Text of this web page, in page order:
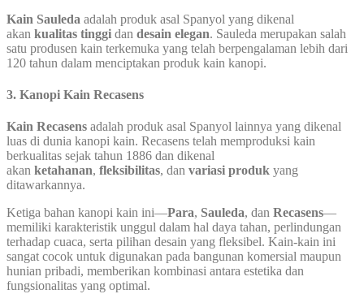
Kain Sauleda adalah produk asal Spanyol yang dikenal
akan kualitas tinggi dan desain elegan. Sauleda merupakan salah
satu produsen kain terkemuka yang telah berpengalaman lebih dari
120 tahun dalam menciptakan produk kain kanopi.
3. Kanopi Kain Recasens
Kain Recasens adalah produk asal Spanyol lainnya yang dikenal
luas di dunia kanopi kain. Recasens telah memproduksi kain
berkualitas sejak tahun 1886 dan dikenal
akan ketahanan, fleksibilitas, dan variasi produk yang
ditawarkannya.
Ketiga bahan kanopi kain ini—Para, Sauleda, dan Recasens—
memiliki karakteristik unggul dalam hal daya tahan, perlindungan
terhadap cuaca, serta pilihan desain yang fleksibel. Kain-kain ini
sangat cocok untuk digunakan pada bangunan komersial maupun
hunian pribadi, memberikan kombinasi antara estetika dan
fungsionalitas yang optimal.